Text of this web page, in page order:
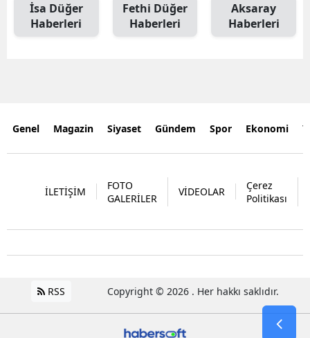
İsa Düğer
Haberleri
Fethi Düğer
Haberleri
Aksaray
Haberleri
Genel Magazin Siyaset Gündem Spor Ekonomi
İLETİŞİM
FOTO
GALERİLER
VİDEOLAR
Çerez
Politikası
RSS Copyright © 2026 . Her hakkı saklıdır.